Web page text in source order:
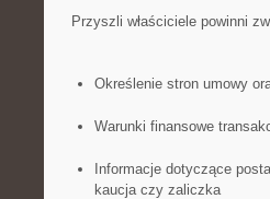
Przyszli właściciele powinni
Określenie stron umowy
Warunki ⁤finansowe
Informacje dotyczące
kaucja czy ‍zaliczka